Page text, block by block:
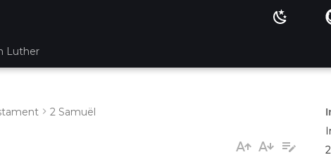
Luther
2 Samuël